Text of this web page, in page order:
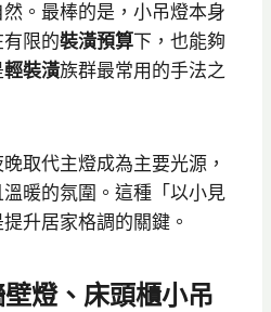
。最棒的是，小吊燈本身
限的裝潢預算下，也能夠
輕裝潢族群最常用的手法之
取代主燈成為主要光源，
暖的氛圍。這種「以小見
升居家格調的關鍵。
燈、床頭櫃小吊